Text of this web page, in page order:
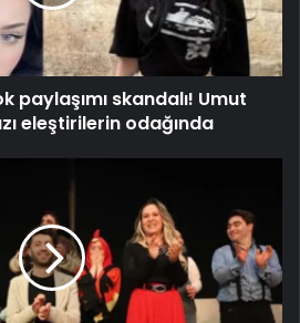
paylaşımı skandalı! Umut
eleştirilerin odağında